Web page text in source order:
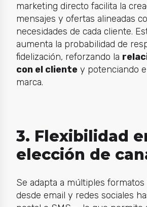
marketing directo facilita la
mensajes y ofertas alineadas
necesidades de cada cliente.
aumenta la probabilidad de
fidelización, reforzando la
con el clientey potenciando
marca.
3. Flexibilidad
elección de
Se adapta a múltiples
desde email y redes sociales